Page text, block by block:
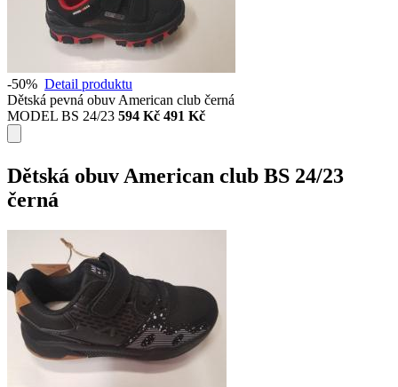
-50% Detail produktu
Dětská pevná obuv American club černá
MODEL BS 24/23 594 Kč 491 Kč
Dětská obuv American club BS 24/23
černá